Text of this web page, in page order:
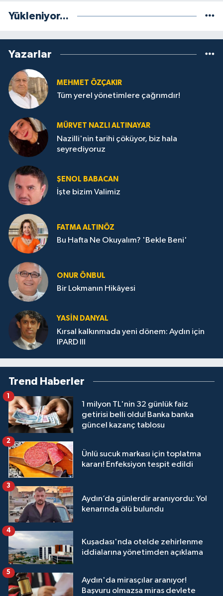
Yükleniyor...
Yazarlar
MEHMET ÖZÇAKIR
Tüm yerel yönetimlere çağrımdır!
MÜRVET NAZLI ALTINAYAR
Nazilli'nin tarihi çöküyor, biz hala
seyrediyoruz
ŞENOL BABACAN
İşte bizim Valimiz
FATMA ALTINÖZ
Bu Hafta Ne Okuyalım? 'Bekle Beni'
ONUR ÖNBUL
Bir Lokmanın Hikâyesi
YASIN DANYAL
Kırsal kalkınmada yeni dönem: Aydın için
IPARD III
Trend Haberler
1 milyon TL'nin 32 günlük faiz
getirisi belli oldu! Banka banka
güncel kazanç tablosu
1
Ünlü sucuk markası için toplatma
kararı! Enfeksiyon tespit edildi
2
Aydın’da günlerdir aranıyordu: Yol
kenarında ölü bulundu
3
Kuşadası'nda otelde zehirlenme
iddialarına yönetimden açıklama
4
Aydın'da mirasçılar aranıyor!
Başvuru olmazsa miras devlete
5